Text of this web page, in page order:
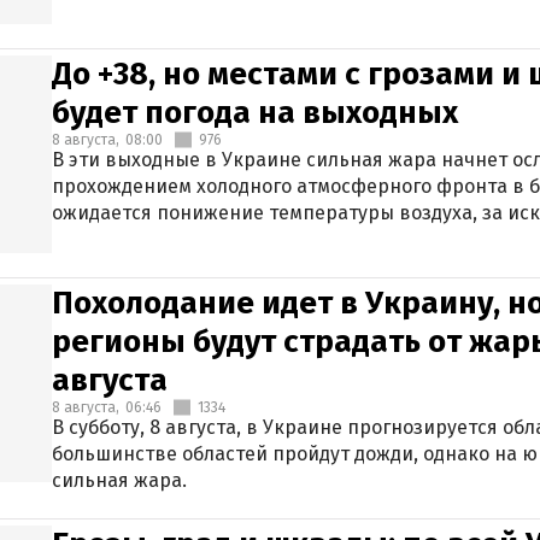
До +38, но местами с грозами
будет погода на выходных
8 августа, 08:00 976
В эти выходные в Украине сильная жара начнет
прохождением холодного атмосферного фронта в
ожидается понижение температуры воздуха, за
Похолодание идет в Украину,
регионы будут страдать от
августа
8 августа, 06:46 1334
В субботу, 8 августа, в Украине прогнозируется
большинстве областей пройдут дожди, однако на
сильная жара.